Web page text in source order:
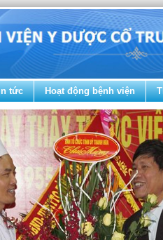
tức Hoạt động bệnh viện